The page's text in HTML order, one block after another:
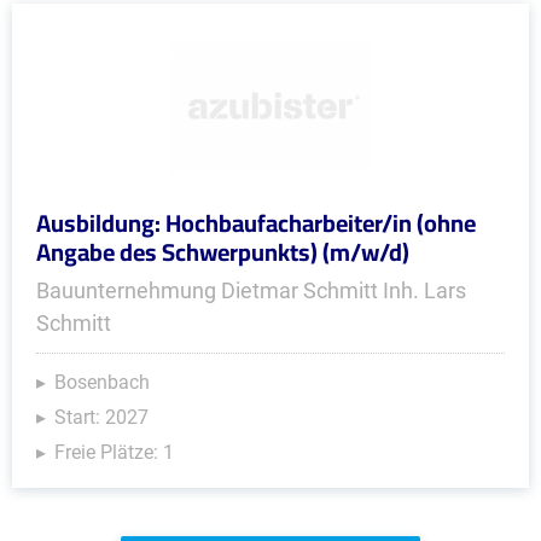
Ausbildung: Hochbaufacharbeiter/in (ohne
Angabe des Schwerpunkts) (m/w/d)
Bauunternehmung Dietmar Schmitt Inh. Lars
Schmitt
Bosenbach
Start: 2027
Freie Plätze: 1